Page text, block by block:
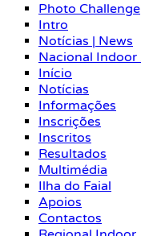
Photo Challenge
Intro
Notícias | News
Nacional Indoor
Início
Notícias
Informações
Inscrições
Inscritos
Resultados
Multimédia
Ilha do Faial
Apoios
Contactos